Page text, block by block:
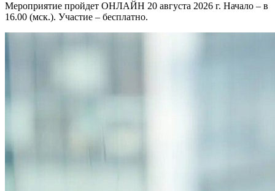
Мероприятие пройдет ОНЛАЙН 20 августа 2026 г. Начало – в
16.00 (мск.). Участие – бесплатно.